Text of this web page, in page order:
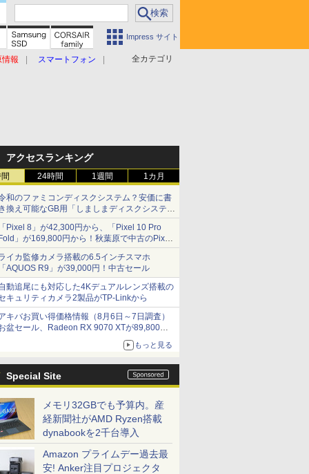
Impress サイト
全カテゴリ
情報 スマートフォン
アクセスランキング
24時間 1週間 1カ月
和のファミコンディスクシステム？安価に書
換え可能なGB用「しましまディスクシステ
」
Pixel 8」が42,300円から、「Pixel 10 Pro
」が169,800円から！秋葉原で中古のPixel
リーズがお買い得
イカ監修カメラ搭載の6.5インチスマホ
AQUOS R9」が39,000円！中古セール
動追尾にも対応した4Kデュアルレンズ搭載の
キュリティカメラ2製品がTP-Linkから
キバお買い得価格情報（8月6日～7日調査）
盆セール、Radeon RX 9070 XTが89,800
、水平周波数24.8kHz対応の17型モニターが
円、暑さ指数連動セール ほか
もっと見る
Special Site
メモリ32GBでも予算内。産
経新聞社がAMD Ryzen搭載
dynabookを2千台導入
Amazon プライムデー過去最
安! Anker注目プロジェクタ